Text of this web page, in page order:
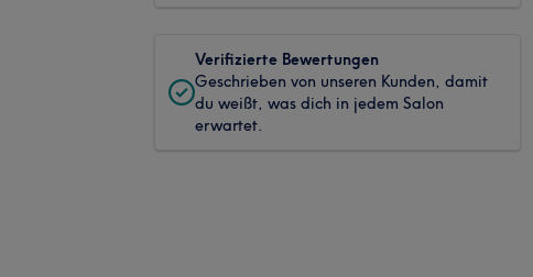
Verifizierte Bewertungen
Geschrieben von unseren Kunden, damit
du weißt, was dich in jedem Salon
erwartet.